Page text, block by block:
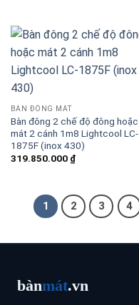
BÀN ĐÔNG MÁT
Bàn đông 2 chế độ đông hoặc
mát 2 cánh 1m8 Lightcool LC-
1875F (inox 430)
319.850.000 ₫
1 2 3 4
bànmát.vn